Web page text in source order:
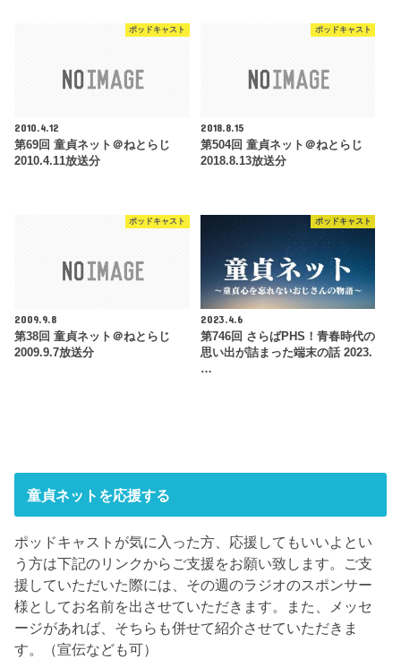
ポッドキャスト
2010.4.12
第69回 童貞ネット＠ねとらじ
2010.4.11放送分
ポッドキャスト
2018.8.15
第504回 童貞ネット＠ねとらじ
2018.8.13放送分
ポッドキャスト
2009.9.8
第38回 童貞ネット＠ねとらじ
2009.9.7放送分
ポッドキャスト
2023.4.6
第746回 さらばPHS！青春時代の
思い出が詰まった端末の話 2023.
…
童貞ネットを応援する
ポッドキャストが気に入った方、応援してもいいよとい
う方は下記のリンクからご支援をお願い致します。ご支
援していただいた際には、その週のラジオのスポンサー
様としてお名前を出させていただきます。また、メッセ
ージがあれば、そちらも併せて紹介させていただきま
す。（宣伝なども可）